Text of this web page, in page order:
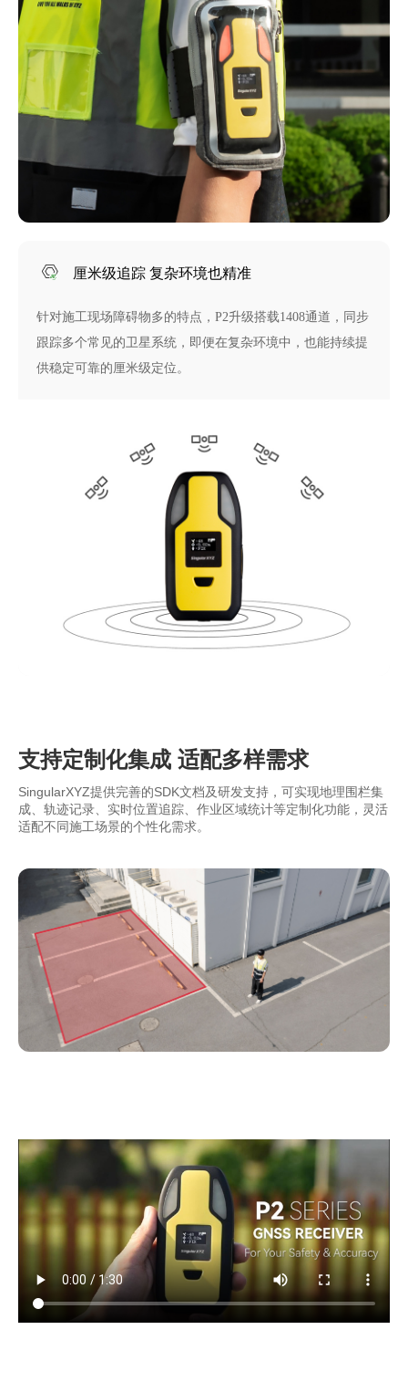
厘米级追踪 复杂环境也精准
针对施工现场障碍物多的特点，P2升级搭载1408通道，同步
跟踪多个常见的卫星系统，即便在复杂环境中，也能持续提
供稳定可靠的厘米级定位。
支持定制化集成 适配多样需求
SingularXYZ提供完善的SDK文档及研发支持，可实现地理围栏集
成、轨迹记录、实时位置追踪、作业区域统计等定制化功能，灵活
适配不同施工场景的个性化需求。